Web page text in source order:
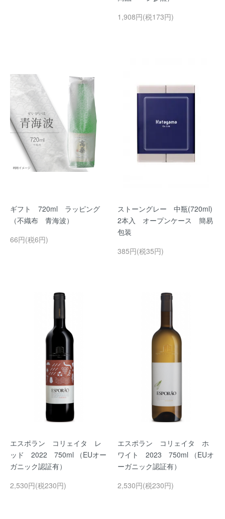
1,908円(税173円)
ギフト 720ml ラッピング
（不織布 青海波）
66円(税6円)
ストーングレー 中瓶(720ml)
2本入 オープンケース 簡易
包装
385円(税35円)
エスポラン コリェイタ レ
ッド 2022 750ml （EUオー
ガニック認証有）
2,530円(税230円)
エスポラン コリェイタ ホ
ワイト 2023 750ml （EUオ
ーガニック認証有）
2,530円(税230円)